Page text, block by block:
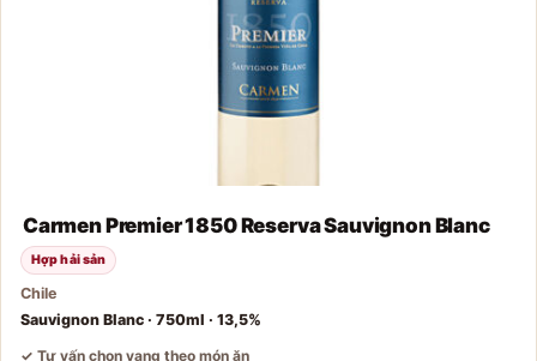
Carmen Premier 1850 Reserva Sauvignon Blanc
Hợp hải sản
Chile
Sauvignon Blanc · 750ml · 13,5%
✓ Tư vấn chọn vang theo món ăn